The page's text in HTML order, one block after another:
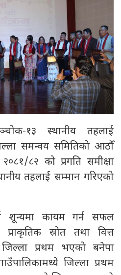
१३ स्थानीय तहलाई
समन्वय समितिको आठौँ
८२ को प्रगति समीक्षा
तहलाई सम्मान गरिएको
शून्यमा कायम गर्न सफल
प्राकृतिक स्रोत तथा वित्त
प्रथम भएको बनेपा
जिल्ला प्रथम